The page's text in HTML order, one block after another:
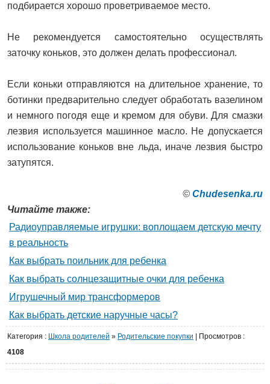
подбирается хорошо проветриваемое место.
Не рекомендуется самостоятельно осуществлять
заточку коньков, это должен делать профессионал.
Если коньки отправляются на длительное хранение, то
ботинки предварительно следует обработать вазелином
и немного погодя еще и кремом для обуви. Для смазки
лезвия используется машинное масло. Не допускается
использование коньков вне льда, иначе лезвия быстро
затупятся.
© Сhudesenka.ru
Читайте также:
Радиоуправляемые игрушки: воплощаем детскую мечту
в реальность
Как выбрать поильник для ребенка
Как выбрать солнцезащитные очки для ребенка
Игрушечный мир трансформеров
Как выбрать детские наручные часы?
Категория : Школа родителей » Родительские покупки Просмотров :
4108